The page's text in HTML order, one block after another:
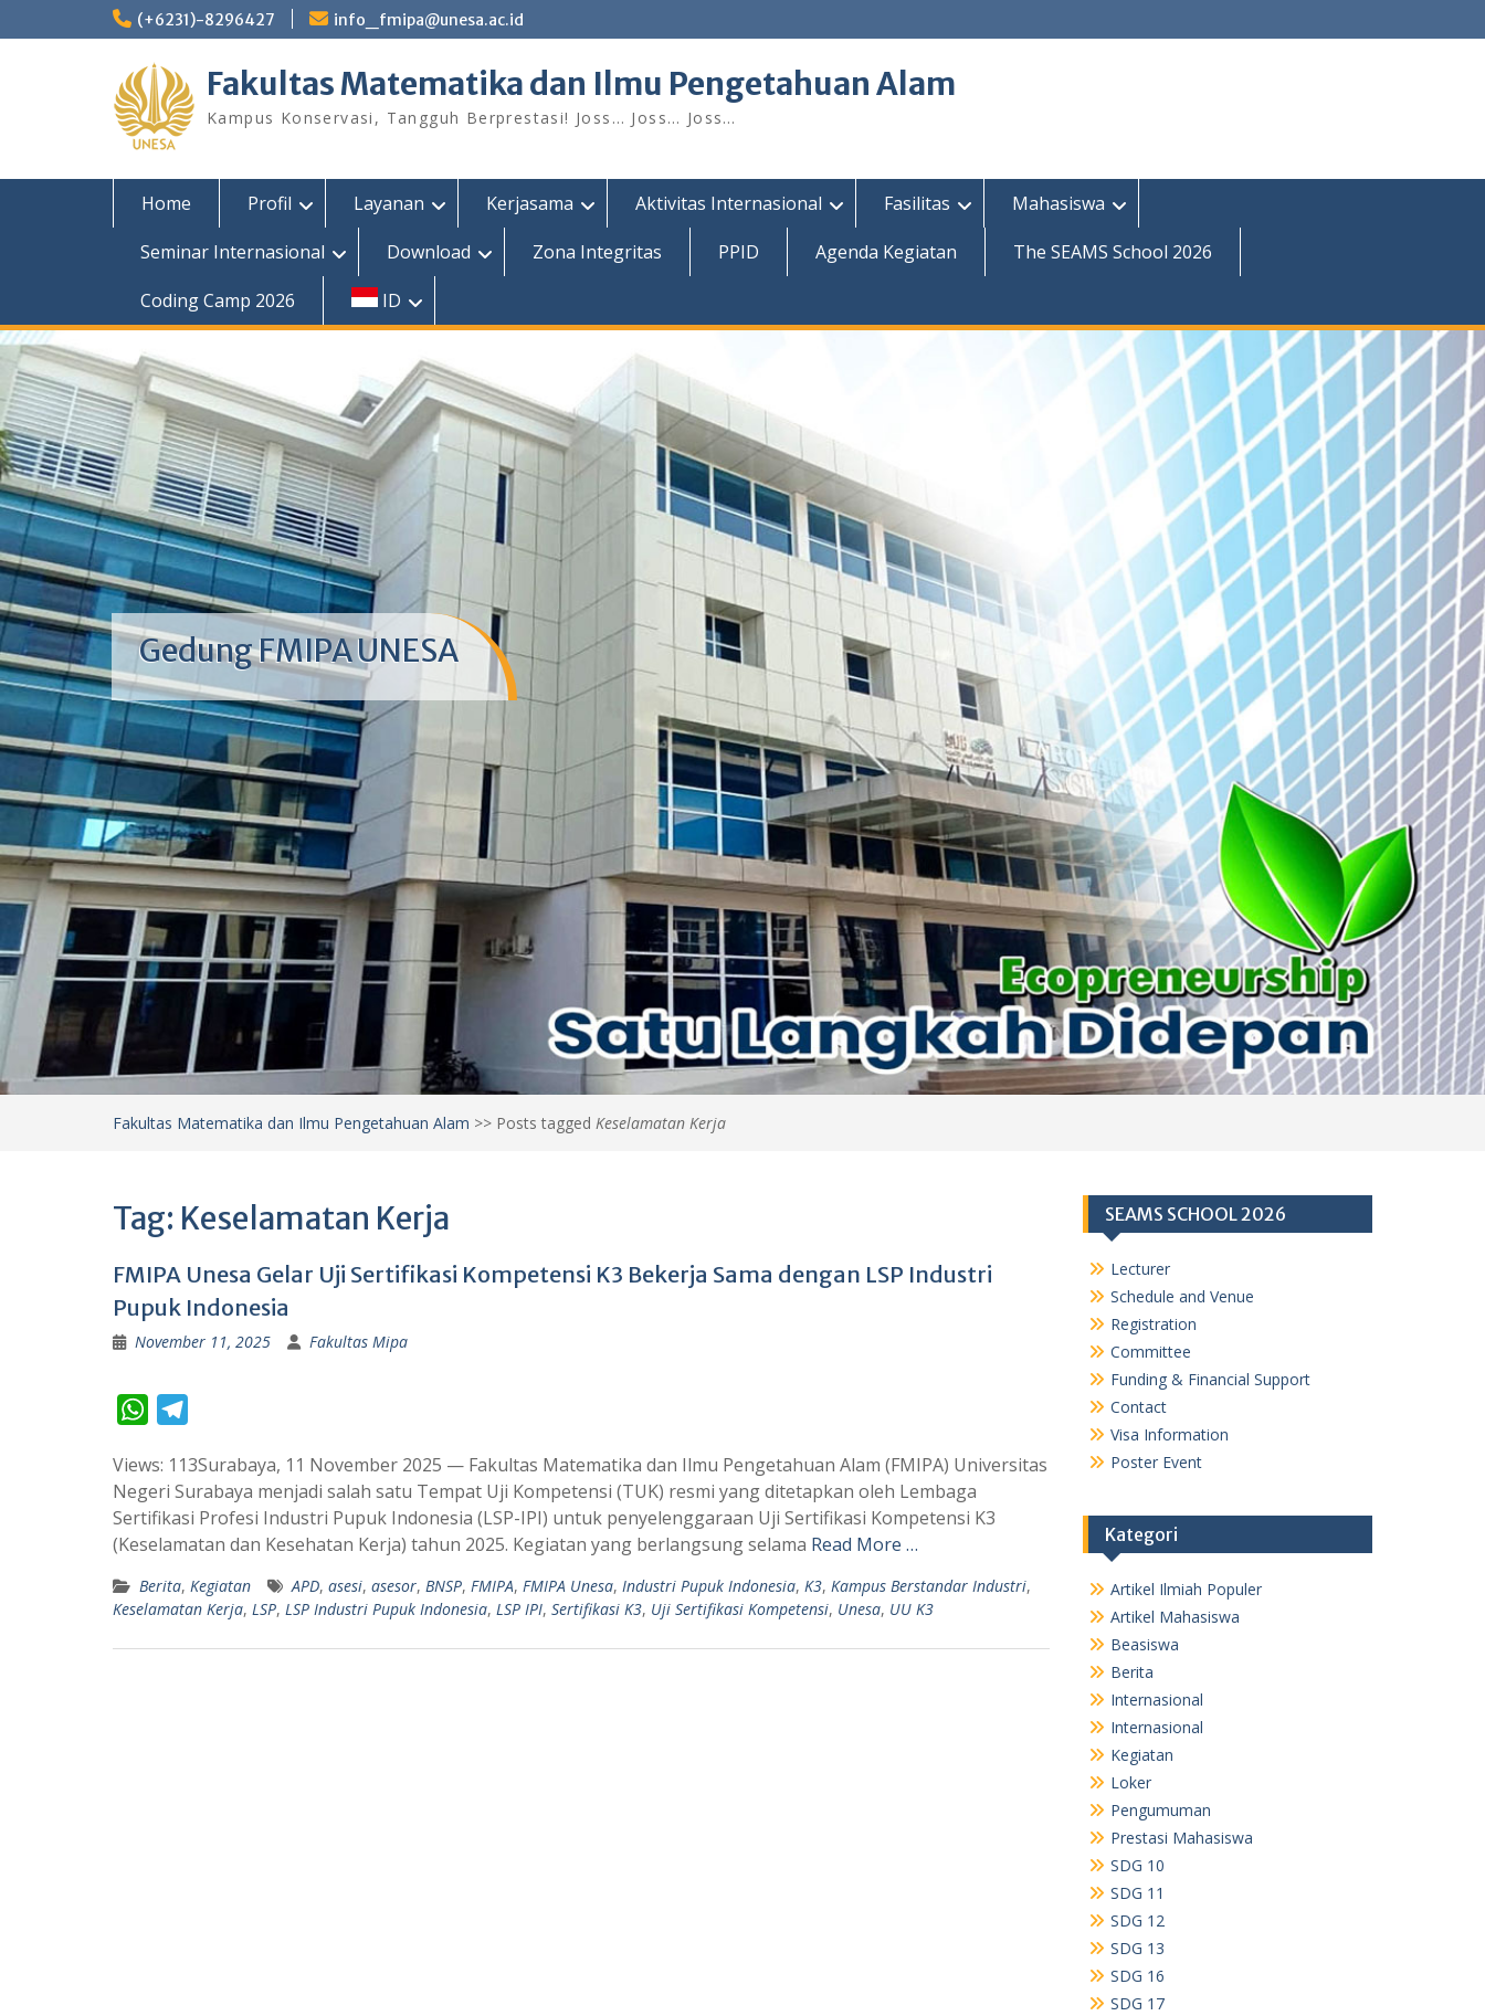
to
(+6231)-8296427 info_fmipa@unesa.ac.id
Fakultas Matematika dan Ilmu Pengetahuan Alam
Kampus Konservasi, Tangguh Berprestasi! Joss… Joss… Joss…
Home Profil Layanan Kerjasama Aktivitas Internasional Fasilitas
Mahasiswa
Seminar Internasional
Download Zona Integritas PPID Agenda Kegiatan
The SEAMS School 2026
Coding Camp 2026
ID
Gedung FMIPA UNESA
Fakultas Matematika dan Ilmu Pengetahuan Alam >> Posts tagged Keselamatan Kerja
Tag: Keselamatan Kerja
FMIPA Unesa Gelar Uji Sertifikasi Kompetensi K3 Bekerja Sama dengan LSP Industri
Pupuk Indonesia
November 11, 2025 Fakultas Mipa
W
a
t
p
l
e
a
Views: 113Surabaya, 11 November 2025 — Fakultas Matematika dan Ilmu Pengetahuan Alam (FMIPA) Universitas
Negeri Surabaya menjadi salah satu Tempat Uji Kompetensi (TUK) resmi yang ditetapkan oleh Lembaga
Sertifikasi Profesi Industri Pupuk Indonesia (LSP-IPI) untuk penyelenggaraan Uji Sertifikasi Kompetensi K3
(Keselamatan dan Kesehatan Kerja) tahun 2025. Kegiatan yang berlangsung selama Read More …
Berita, Kegiatan APD, asesi, asesor, BNSP, FMIPA, FMIPA Unesa, Industri Pupuk Indonesia, K3, Kampus Berstandar Industri,
Keselamatan Kerja, LSP, LSP Industri Pupuk Indonesia, LSP IPI, Sertifikasi K3, Uji Sertifikasi Kompetensi, Unesa, UU K3
SEAMS SCHOOL 2026
Lecturer
Schedule and Venue
Registration
Committee
Funding & Financial Support
Contact
Visa Information
Poster Event
Kategori
Artikel Ilmiah Populer
Artikel Mahasiswa
Beasiswa
Berita
Internasional
Internasional
Kegiatan
Loker
Pengumuman
Prestasi Mahasiswa
SDG 10
SDG 11
SDG 12
SDG 13
SDG 16
SDG 17